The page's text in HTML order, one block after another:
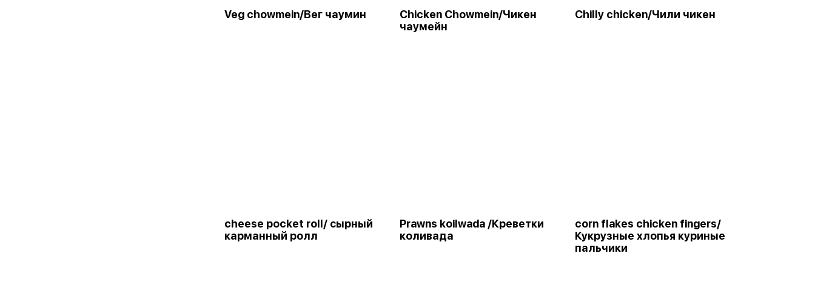
Veg chowmein/Вег чаумин
Chicken Chowmein/Чикен
чаумейн
Chilly chicken/Чили чикен
cheese pocket roll/ сырный
карманный ролл
Prawns koilwada /Креветки
коливада
corn flakes chicken fingers/
Кукрузные хлопья куриные
пальчики